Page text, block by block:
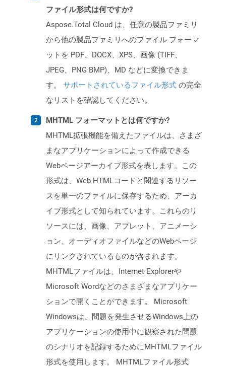
ファイル形式は何ですか?
Aspose.Total Cloud は、任意の製品ファミリ
から他の製品ファミリへのファイル フォーマ
ットを PDF、DOCX、XPS、画像 (TIFF、
JPEG、PNG BMP)、MD などに変換できま
す。 サポートされているファイル形式 の完全
なリストを確認してください。
MHTML フォーマットとは何ですか?
MHTML拡張機能を備えたファイルは、さまざ
まなアプリケーションによって作成できる
Webページアーカイブ形式を表します。この
形式は、Web HTMLコードと関連するリソー
スを単一のファイルに保存するため、アーカ
イブ形式として知られています。これらのリ
ソースには、画像、アプレット、アニメーシ
ョン、オーディオファイルなどのWebページ
にリンクされているものが含まれます。
MHTMLファイルは、Internet Explorerや
Microsoft Wordなどのさまざまなアプリケー
ションで開くことができます。 Microsoft
Windowsは、問題を発生させるWindows上の
アプリケーションの使用中に観察された問題
のシナリオを記録するためにMHTMLファイル
形式を使用します。 MHTMLファイル形式